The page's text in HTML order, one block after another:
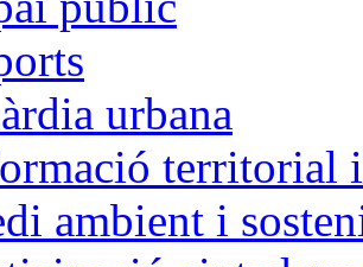
urbana
territorial
ambient i